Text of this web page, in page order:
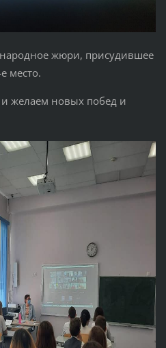
жюри, присудившее
место.
желаем новых побед и